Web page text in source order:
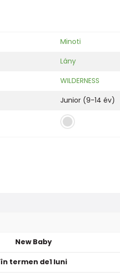
Minoti
Lány
WILDERNESS
Junior (9-14 év)
New Baby
în termen de1 luni